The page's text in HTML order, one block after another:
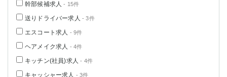
幹部候補求人 - 15件
送りドライバー求人 - 3件
エスコート求人 - 9件
ヘアメイク求人 - 4件
キッチン(社員)求人 - 4件
キャッシャー求人 - 3件